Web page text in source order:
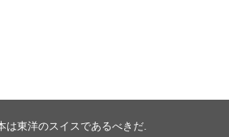
は東洋のスイスであるべきだ.